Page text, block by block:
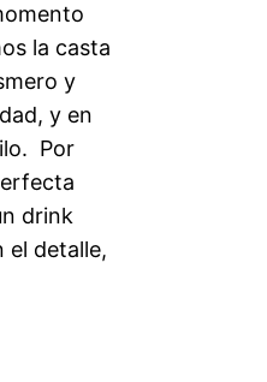
la casta
y
y en
Por
drink
el detalle,